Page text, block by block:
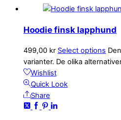
Hoodie finsk lapphund
499,00 kr Select options
varianter. De olika
Wishlist
Quick Look
Share